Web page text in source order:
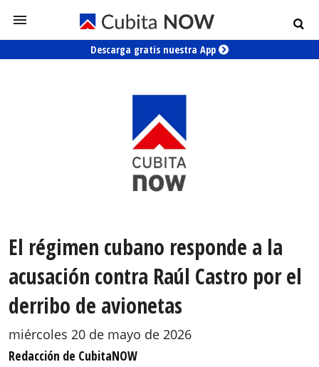
Descarga gratis nuestra App
El régimen cubano responde a la
acusación contra Raúl Castro por el
derribo de avionetas
miércoles 20 de mayo de 2026
Redacción de CubitaNOW